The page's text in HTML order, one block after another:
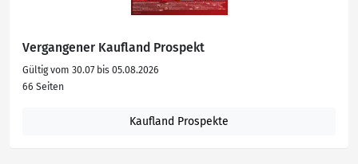
Vergangener Kaufland Prospekt
Gültig vom 30.07 bis 05.08.2026
66 Seiten
Kaufland Prospekte